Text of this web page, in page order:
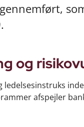
og
ledelsesinstruks
afspejler